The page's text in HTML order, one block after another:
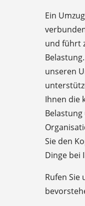
Ein
und führt
unseren
Ihnen die
Sie den
Dinge bei
Rufen Sie